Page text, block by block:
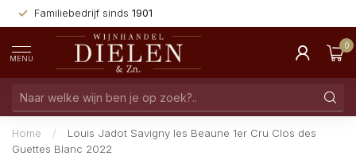
Familiebedrijf sinds 1901
MENU
0
Home /
Louis Jadot Savigny les Beaune 1er Cru Clos des
Guettes Blanc 2022